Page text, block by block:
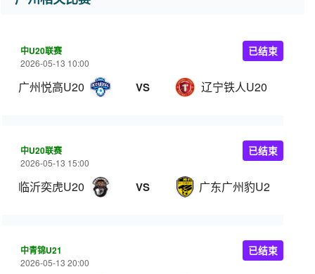
中U20联赛
2026-05-13 10:00
广州悦高U20 VS 辽宁铁人U20
已结束
中U20联赛
2026-05-13 15:00
临沂奕虎U20 VS 广东广州豹U20
已结束
中青锦U21
2026-05-13 20:00
已结束